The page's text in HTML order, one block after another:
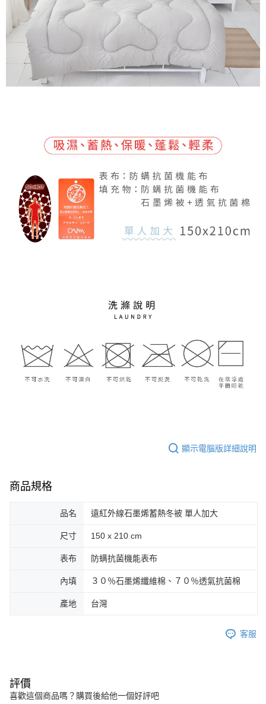
顯示電腦版詳細說明
商品規格
品名 遠紅外線石墨烯蓄熱冬被 單人加大
尺寸 150 x 210 cm
表布 防螨抗菌機能表布
內填 ３０％石墨烯纖維棉、７０％透氣抗菌棉
產地 台灣
客服
評價
喜歡這個商品嗎？購買後給他一個好評吧